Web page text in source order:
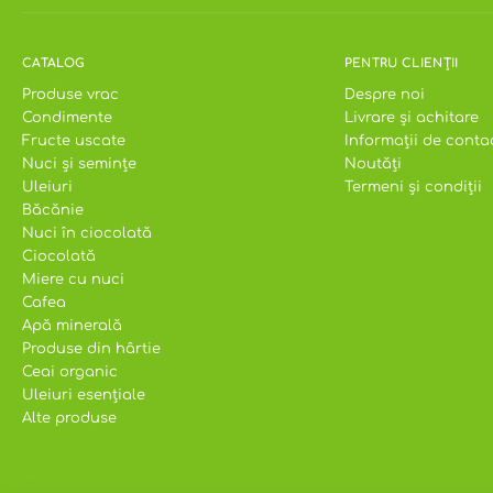
CATALOG
Produse vrac
Condimente
Fructe uscate
Nuci și semințe
Uleiuri
Băcănie
Nuci în ciocolată
Ciocolată
Miere cu nuci
Cafea
Apă minerală
Produse din hârtie
Ceai organic
Uleiuri esențiale
Alte produse
PENTRU CLIENȚII
Despre noi
Livrare și achitare
Informații de
Noutăți
Termeni și condiții